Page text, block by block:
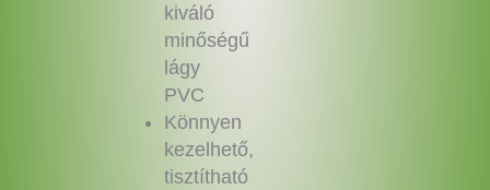
kiváló
minőségű
lágy
PVC
Könnyen
kezelhető,
tisztítható